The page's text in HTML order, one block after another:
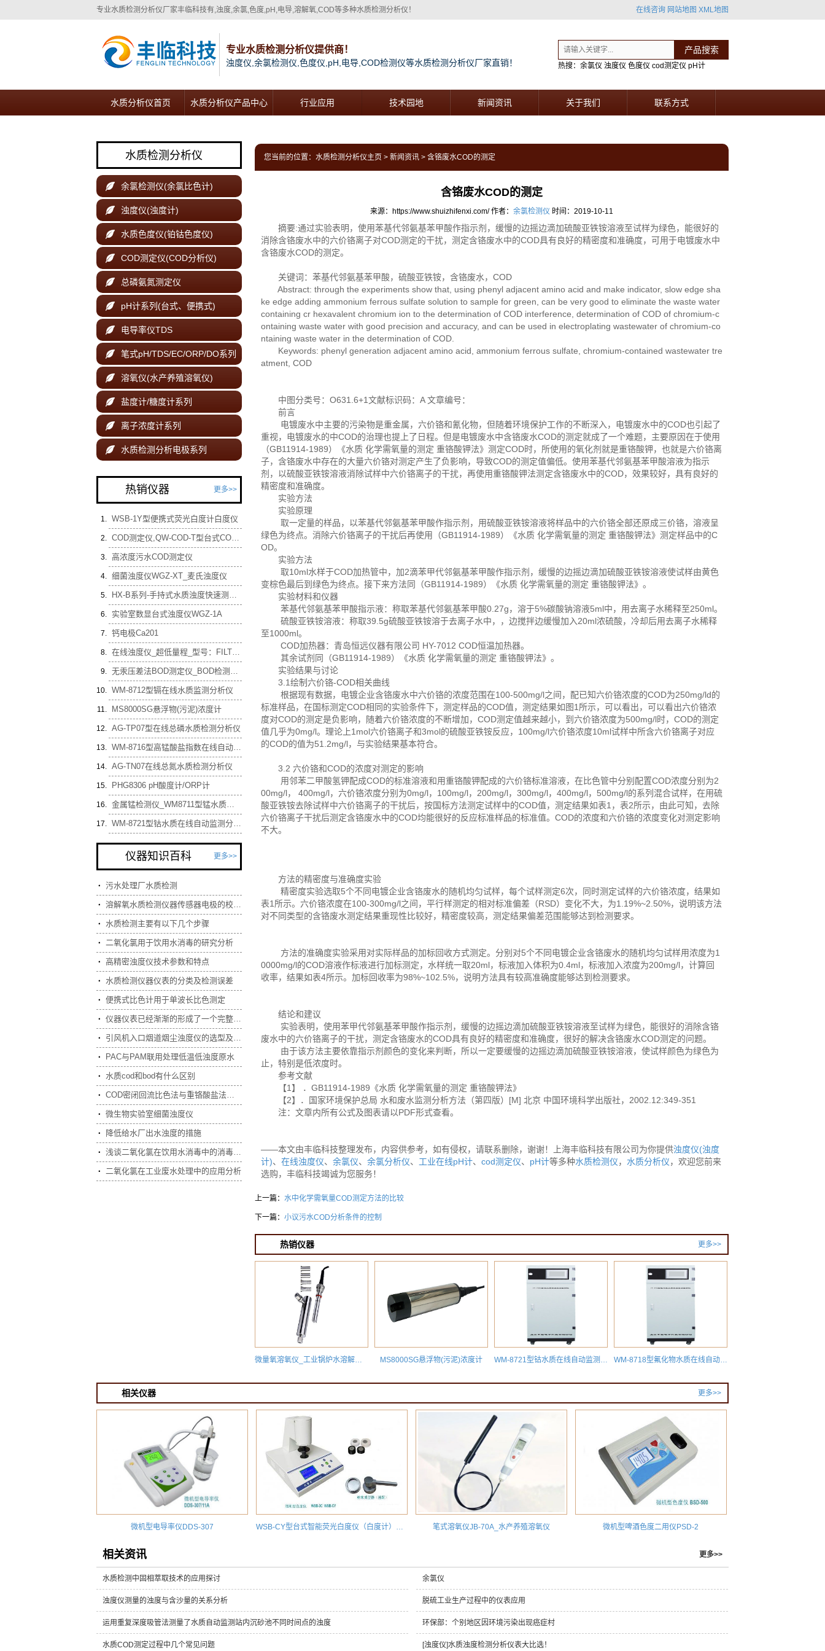
专业水质检测分析仪厂家丰临科技有,浊度,余氯,色度,pH,电导,溶解氧,COD等多种水质检测分析仪！ 在线咨询 网站地图 XML地图
产品搜索
热搜：余氯仪 浊度仪 色度仪 cod测定仪 pH计
专业水质检测分析仪提供商！
浊度仪,余氯检测仪,色度仪,pH,电导,COD检测仪等水质检测分析仪厂家直销！
水质分析仪首页 水质分析仪产品中心 行业应用 技术园地 新闻资讯 关于我们 联系方式
您当前的位置： 水质检测分析仪主页 > 新闻资讯> 含铬废水COD的测定
含铬废水COD的测定
来源：https://www.shuizhifenxi.com/ 作者： 余氯检测仪 时间：2019-10-11
摘要:通过实验表明，使用苯基代邻氨基苯甲酸作指示剂，缓慢的边摇边滴加硫酸亚铁铵溶液至试样为绿色，能很好的
消除含铬废水中的六价铬离子对COD测定的干扰，测定含铬废水中的COD具有良好的精密度和准确度，可用于电镀废水中
含铬废水COD的测定。
关键词：苯基代邻氨基苯甲酸，硫酸亚铁铵，含铬废水，COD
Abstract: through the experiments show that, using phenyl adjacent amino acid and make indicator, slow edge sha
ke edge adding ammonium ferrous sulfate solution to sample for green, can be very good to eliminate the waste water
containing cr hexavalent chromium ion to the determination of COD interference, determination of COD of chromium-c
ontaining waste water with good precision and accuracy, and can be used in electroplating wastewater of chromium-co
ntaining waste water in the determination of COD.
Keywords: phenyl generation adjacent amino acid, ammonium ferrous sulfate, chromium-contained wastewater tre
atment, COD
中图分类号：O631.6+1文献标识码：A 文章编号：
前言
电镀废水中主要的污染物是重金属，六价铬和氰化物，但随着环境保护工作的不断深入，电镀废水中的COD也引起了
重视，电镀废水的中COD的治理也提上了日程。但是电镀废水中含铬废水COD的测定就成了一个难题，主要原因在于使用
（GB11914-1989）《水质 化学需氧量的测定 重铬酸钾法》测定COD时，所使用的氧化剂就是重铬酸钾，也就是六价铬离
子，含铬废水中存在的大量六价铬对测定产生了负影响，导致COD的测定值偏低。使用苯基代邻氨基苯甲酸溶液为指示
剂，以硫酸亚铁铵溶液消除试样中六价铬离子的干扰，再使用重铬酸钾法测定含铬废水中的COD，效果较好，具有良好的
精密度和准确度。
实验方法
实验原理
取一定量的样品，以苯基代邻氨基苯甲酸作指示剂，用硫酸亚铁铵溶液将样品中的六价铬全部还原成三价铬，溶液呈
绿色为终点。消除六价铬离子的干扰后再使用（GB11914-1989）《水质 化学需氧量的测定 重铬酸钾法》测定样品中的C
OD。
实验方法
取10ml水样于COD加热管中，加2滴苯甲代邻氨基苯甲酸作指示剂，缓慢的边摇边滴加硫酸亚铁铵溶液使试样由黄色
变棕色最后到绿色为终点。接下来方法同（GB11914-1989）《水质 化学需氧量的测定 重铬酸钾法》。
实验材料和仪器
苯基代邻氨基苯甲酸指示液：称取苯基代邻氨基苯甲酸0.27g，溶于5%碳酸钠溶液5ml中，用去离子水稀释至250ml。
硫酸亚铁铵溶液：称取39.5g硫酸亚铁铵溶于去离子水中，，边搅拌边缓慢加入20ml浓硫酸，冷却后用去离子水稀释
至1000ml。
COD加热器：青岛恒远仪器有限公司 HY-7012 COD恒温加热器。
其余试剂同（GB11914-1989）《水质 化学需氧量的测定 重铬酸钾法》。
实验结果与讨论
3.1绘制六价铬-COD相关曲线
根据现有数据，电镀企业含铬废水中六价铬的浓度范围在100-500mg/l之间，配已知六价铬浓度的COD为250mg/ld的
标准样品，在国标测定COD相同的实验条件下，测定样品的COD值，测定结果如图1所示，可以看出，可以看出六价铬浓
度对COD的测定是负影响，随着六价铬浓度的不断增加，COD测定值越来越小，到六价铬浓度为500mg/l时，COD的测定
值几乎为0mg/l。理论上1mol六价铬离子和3mol的硫酸亚铁铵反应，100mg/l六价铬浓度10ml试样中所含六价铬离子对应
的COD的值为51.2mg/l，与实验结果基本符合。
3.2 六价铬和COD的浓度对测定的影响
用邻苯二甲酸氢钾配成COD的标准溶液和用重铬酸钾配成的六价铬标准溶液，在比色管中分别配置COD浓度分别为2
00mg/l， 400mg/l，六价铬浓度分别为0mg/l，100mg/l，200mg/l，300mg/l，400mg/l，500mg/l的系列混合试样，在用硫
酸亚铁铵去除试样中六价铬离子的干扰后，按国标方法测定试样中的COD值，测定结果如表1，表2所示，由此可知，去除
六价铬离子干扰后测定含铬废水中的COD均能很好的反应标准样品的标准值。COD的浓度和六价铬的浓度变化对测定影响
不大。
方法的精密度与准确度实验
精密度实验选取5个不同电镀企业含铬废水的随机均匀试样，每个试样测定6次，同时测定试样的六价铬浓度，结果如
表1所示。六价铬浓度在100-300mg/l之间，平行样测定的相对标准偏差（RSD）变化不大，为1.19%~2.50%，说明该方法
对不同类型的含铬废水测定结果重现性比较好，精密度较高，测定结果偏差范围能够达到检测要求。
方法的准确度实验采用对实际样品的加标回收方式测定。分别对5个不同电镀企业含铬废水的随机均匀试样用浓度为1
0000mg/l的COD溶液作标液进行加标测定，水样统一取20ml，标液加入体积为0.4ml，标液加入浓度为200mg/l，计算回
收率，结果如表4所示。加标回收率为98%~102.5%，说明方法具有较高准确度能够达到检测要求。
结论和建议
实验表明，使用苯甲代邻氨基苯甲酸作指示剂，缓慢的边摇边滴加硫酸亚铁铵溶液至试样为绿色，能很好的消除含铬
废水中的六价铬离子的干扰，测定含铬废水的COD具有良好的精密度和准确度，很好的解决含铬废水COD测定的问题。
由于该方法主要依靠指示剂颜色的变化来判断，所以一定要缓慢的边摇边滴加硫酸亚铁铵溶液，使试样颜色为绿色为
止，特别是低浓度时。
参考文献
【1】 ．GB11914-1989《水质 化学需氧量的测定 重铬酸钾法》
【2】．国家环境保护总局 水和废水监测分析方法（第四版）[M] 北京 中国环境科学出版社，2002.12:349-351
注：文章内所有公式及图表请以PDF形式查看。
——本文由丰临科技整理发布，内容供参考，如有侵权，请联系删除，谢谢！上海丰临科技有限公司为你提供浊度仪(浊度
计)、 在线浊度仪、 余氯仪、 余氯分析仪、 工业在线pH计、 cod测定仪、 pH计等多种水质检测仪， 水质分析仪，欢迎您前来
选购，丰临科技竭诚为您服务！
上一篇： 水中化学需氧量COD测定方法的比较
下一篇： 小议污水COD分析条件的控制
更多>>
热销仪器
微量氧溶氧仪_工业锅炉水溶解氧检测分析仪DOG8218 MS8000SG悬浮物(污泥)浓度计 WM-8721型钴水质在线自动监测分析仪 WM-8718型氟化物水质在线自动分析仪
水质检测分析仪
 余氯检测仪(余氯比色计)
 浊度仪(浊度计)
 水质色度仪(铂钴色度仪)
 COD测定仪(COD分析仪)
 总磷氨氮测定仪
 pH计系列(台式、便携式)
 电导率仪TDS
 笔式pH/TDS/EC/ORP/DO系列
 溶氧仪(水产养殖溶氧仪)
 盐度计/糖度计系列
 离子浓度计系列
 水质检测分析电极系列
更多>>
热销仪器
WSB-1Y型便携式荧光白度计白度仪
COD测定仪,QW-COD-T型台式COD快速测定仪,化学需氧量测定仪（含9孔快速消解器）
高浓度污水COD测定仪
细菌浊度仪WGZ-XT_麦氏浊度仪
HX-B系列-手持式水质浊度快速测定仪_便携浊度检测分析仪_HX-B-NTU型
实验室数显台式浊度仪WGZ-1A
钙电极Ca201
在线浊度仪_超低量程_型号：FILTR330M1-SS010_量程：(0-0.5)~10NTU
无汞压差法BOD测定仪_BOD检测仪_bod分析仪-型号HX-BOD801型
WM-8712型镉在线水质监测分析仪
MS8000SG悬浮物(污泥)浓度计
AG-TP07型在线总磷水质检测分析仪
WM-8716型高锰酸盐指数在线自动分析仪
AG-TN07在线总氮水质检测分析仪
PHG8306 pH酸度计/ORP计
金属锰检测仪_WM8711型锰水质在线自动监测分析仪
WM-8721型钴水质在线自动监测分析仪
更多>>
仪器知识百科
 污水处理厂水质检测
 溶解氧水质检测仪器传感器电极的校准方法
 水质检测主要有以下几个步骤
 二氧化氯用于饮用水消毒的研究分析
 高精密浊度仪技术参数和特点
 水质检测仪器仪表的分类及检测误差
 便携式比色计用于单波长比色测定
 仪器仪表已经渐渐的形成了一个完整独立的学科
 引风机入口烟道烟尘浊度仪的选型及其应用
 PAC与PAM联用处理低温低浊度原水
 水质cod和bod有什么区别
 COD密闭回流比色法与重铬酸盐法的比较
 微生物实验室细菌浊度仪
 降低给水厂出水浊度的措施
 浅谈二氧化氯在饮用水消毒中的消毒特性
 二氧化氯在工业废水处理中的应用分析
更多>>
相关仪器
微机型电导率仪DDS-307 WSB-CY型台式智能荧光白度仪（白度计）R457蓝光白度仪 笔式溶氧仪JB-70A_水产养殖溶氧仪 微机型啤酒色度二用仪PSD-2
相关资讯 更多>>
水质检测中固相萃取技术的应用探讨 余氯仪
浊度仪测量的浊度与含沙量的关系分析 脱硫工业生产过程中的仪表应用
运用重复深度吸管法测量了水质自动监测站内沉砂池不同时间点的浊度 环保部：个别地区因环境污染出现癌症村
水质COD测定过程中几个常见问题 [浊度仪]水质浊度检测分析仪表大比选！